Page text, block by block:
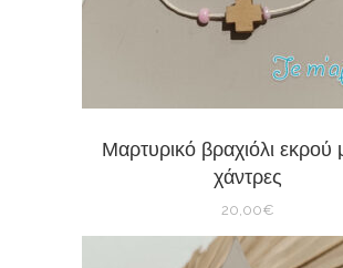
Μαρτυρικό βραχιόλι εκρού
χάντρες
20,00€